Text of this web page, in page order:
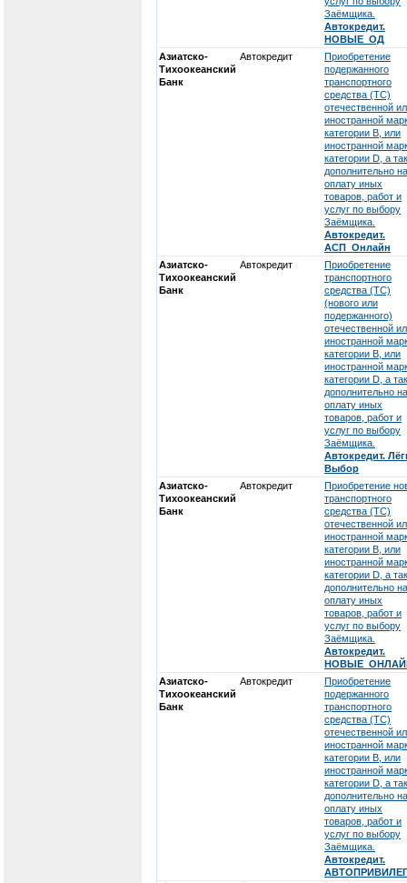
Заёмщика.
Автокредит.
НОВЫЕ_ОД
Азиатско-
Тихоокеанский
Банк
Автокредит
Приобретение
подержанного
транспортного
средства (ТС)
отечественной
иностранной
категории В, или
иностранной
категории D, а
дополнительно на
оплату иных
товаров, работ и
услуг по выбору
Заёмщика.
Автокредит.
АСП_Онлайн
Азиатско-
Тихоокеанский
Банк
Автокредит
Приобретение
транспортного
средства (ТС)
(нового или
подержанного)
отечественной
иностранной
категории В, или
иностранной
категории D, а
дополнительно на
оплату иных
товаров, работ и
услуг по выбору
Заёмщика.
Автокредит.
Выбор
Азиатско-
Тихоокеанский
Банк
Автокредит
Приобретение
транспортного
средства (ТС)
отечественной
иностранной
категории В, или
иностранной
категории D, а
дополнительно на
оплату иных
товаров, работ и
услуг по выбору
Заёмщика.
Автокредит.
Азиатско-
Тихоокеанский
Банк
Автокредит
Приобретение
подержанного
транспортного
средства (ТС)
отечественной
иностранной
категории В, или
иностранной
категории D, а
дополнительно на
оплату иных
товаров, работ и
услуг по выбору
Заёмщика.
Автокредит.